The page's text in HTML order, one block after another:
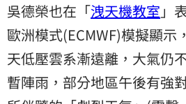
吳德榮也在「洩天機教室 」
歐洲模式(ECMWF)模擬顯示
天低壓雲系漸遠離，大氣仍
暫陣雨，部分地區午後有強